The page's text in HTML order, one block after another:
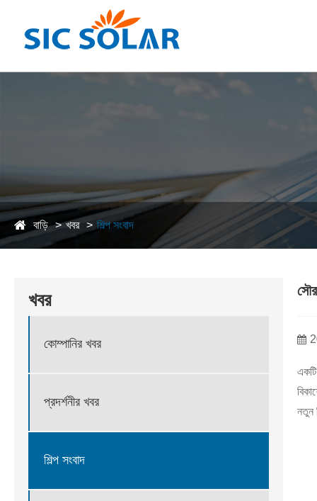
বাড়ি খবর শিল্প সংবাদ
খবর
কোম্পানির খবর
প্রদর্শনীর খবর
শিল্প সংবাদ
নতুন